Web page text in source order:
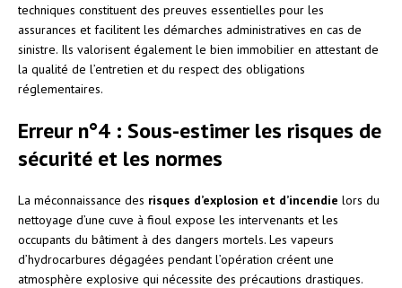
techniques constituent des preuves essentielles pour les
assurances et facilitent les démarches administratives en cas de
sinistre. Ils valorisent également le bien immobilier en attestant de
la qualité de l’entretien et du respect des obligations
réglementaires.
Erreur n°4 : Sous-estimer les risques de
sécurité et les normes
La méconnaissance des risques d’explosion et d’incendie lors du
nettoyage d’une cuve à fioul expose les intervenants et les
occupants du bâtiment à des dangers mortels. Les vapeurs
d’hydrocarbures dégagées pendant l’opération créent une
atmosphère explosive qui nécessite des précautions drastiques.